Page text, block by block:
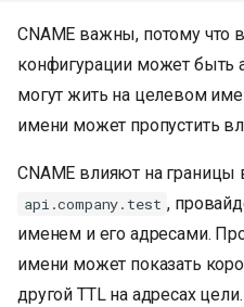
CNAME важны, потому что
конфигурации может быть
могут жить на целевом
имени может пропустить
CNAME влияют на
api.company.test ,
именем и его адресами.
имени может показать
другой TTL на адресах